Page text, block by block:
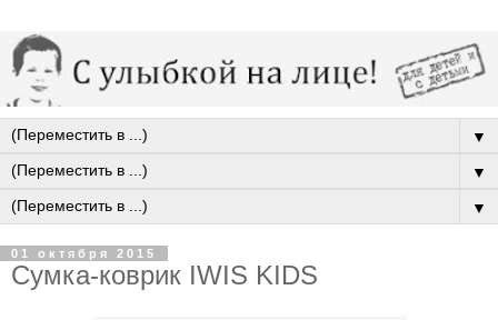
▼
▼
▼
01 октября 2015
Сумка-коврик IWIS KIDS